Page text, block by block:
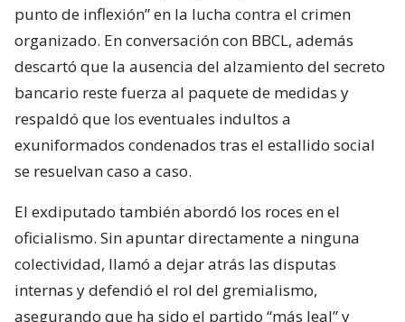
punto de inflexión” en la lucha contra el crimen
organizado. En conversación con BBCL, además
descartó que la ausencia del alzamiento del secreto
bancario reste fuerza al paquete de medidas y
respaldó que los eventuales indultos a
exuniformados condenados tras el estallido social
se resuelvan caso a caso.
El exdiputado también abordó los roces en el
oficialismo. Sin apuntar directamente a ninguna
colectividad, llamó a dejar atrás las disputas
internas y defendió el rol del gremialismo,
asegurando que ha sido el partido “más leal” y